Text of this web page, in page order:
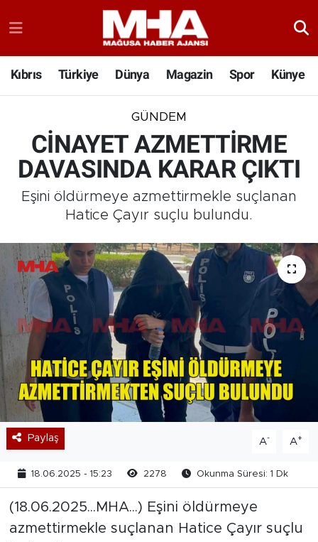
Kıbrıs Türkiye Dünya Magazin Spor Künye
GÜNDEM
CİNAYET AZMETTİRME
DAVASINDA KARAR ÇIKTI
Eşini öldürmeye azmettirmekle suçlanan
Hatice Çayır suçlu bulundu.
Paylaş A- A+
18.06.2025 - 15:23 2278 Okunma Süresi: 1 Dk
(18.06.2025...MHA...) Eşini öldürmeye
azmettirmekle suçlanan Hatice Çayır suçlu